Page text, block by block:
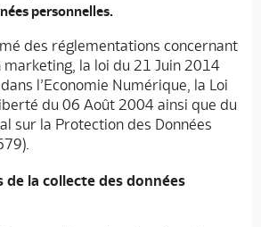
personnelles.
des réglementations concernant
la loi du 21 Juin 2014
l’Economie Numérique, la Loi
du 06 Août 2004 ainsi que du
sur la Protection des Données
de la collecte des données